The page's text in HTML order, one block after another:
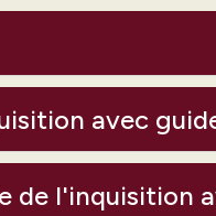
avec
de l'inquisition